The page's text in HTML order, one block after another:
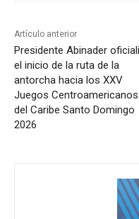
Artículo anterior
Presidente Abinader
el inicio de la ruta de la
antorcha hacia los XXV
Juegos
del Caribe Santo Domingo
2026